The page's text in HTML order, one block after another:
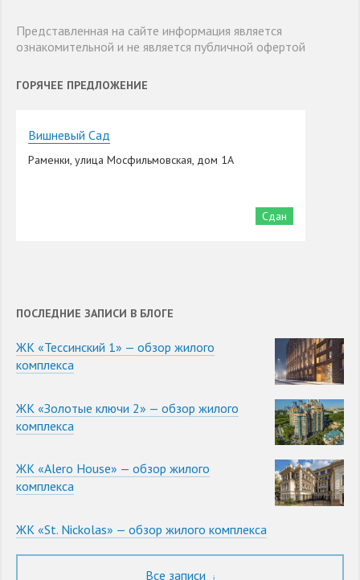
Представленная на сайте информация является
ознакомительной и не является публичной офертой
ГОРЯЧЕЕ ПРЕДЛОЖЕНИЕ
Вишневый Сад
Раменки, улица Мосфильмовская, дом 1А
Сдан
ПОСЛЕДНИЕ ЗАПИСИ В БЛОГЕ
ЖК «Тессинский 1» — обзор жилого
комплекса
ЖК «Золотые ключи 2» — обзор жилого
комплекса
ЖК «Alero House» — обзор жилого
комплекса
ЖК «St. Nickolas» — обзор жилого комплекса
Все записи